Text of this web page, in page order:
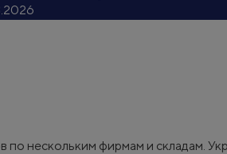
нескольким фирмам и складам.